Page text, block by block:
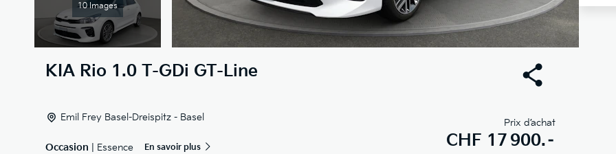
10 Images
KIA Rio 1.0 T-GDi GT-Line
Emil Frey Basel-Dreispitz - Basel
Occasion | Essence En savoir plus
Prix d’achat
CHF 17 900.–